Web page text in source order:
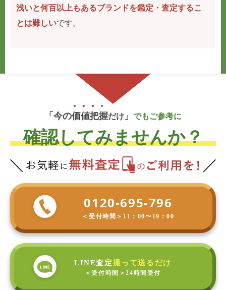
浅いと何百以上もあるブランドを鑑定・査定するこ
とは難しいです。
「今の価値把握だけ 」 でもご参考に
確認してみませんか？
0120-695-796
＜受付時間＞ 11：00〜19：00
LINE査定撮って送るだけ
＜受付時間＞24時間受付